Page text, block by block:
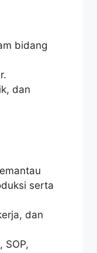
bidang
dan
serta
dan
SOP,